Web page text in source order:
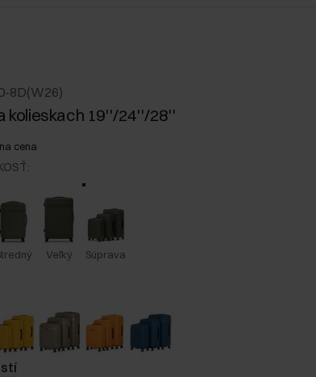
8D(W26)
kolieskach 19''/24''/28''
cena
:
Veľký Súprava